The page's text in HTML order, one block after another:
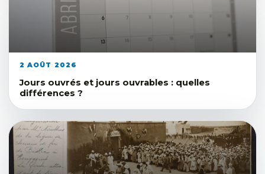
2 AOÛT 2026
Jours ouvrés et jours ouvrables : quelles
différences ?